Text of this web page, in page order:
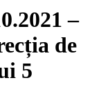
–
de
5